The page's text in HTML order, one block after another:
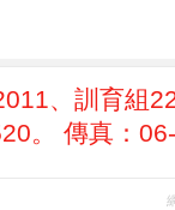
、訓育組
。 傳真：